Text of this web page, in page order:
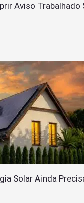
Aviso Trabalhado
Solar Ainda